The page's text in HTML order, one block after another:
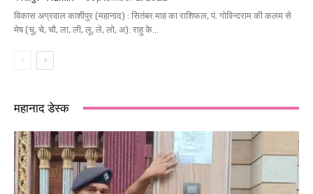
विकास अग्रवाल काशीपुर (महानाद) : सितंबर माह का राशिफल, पं. गोविन्दराम की कलम से
मेष (चू, चे, चौ, ला, ली, लू, ले, लो, अ): राहु के...
महानाद डेस्क